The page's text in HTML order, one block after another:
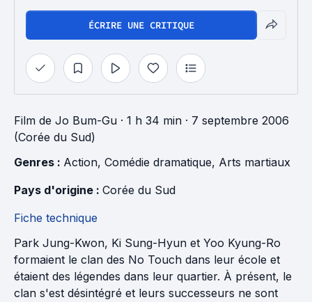
ÉCRIRE UNE CRITIQUE
Film de Jo Bum-Gu · 1 h 34 min · 7 septembre 2006
(Corée du Sud)
Genres : Action, Comédie dramatique, Arts martiaux
Pays d'origine : Corée du Sud
Fiche technique
Park Jung-Kwon, Ki Sung-Hyun et Yoo Kyung-Ro
formaient le clan des No Touch dans leur école et
étaient des légendes dans leur quartier. À présent, le
clan s'est désintégré et leurs successeurs ne sont